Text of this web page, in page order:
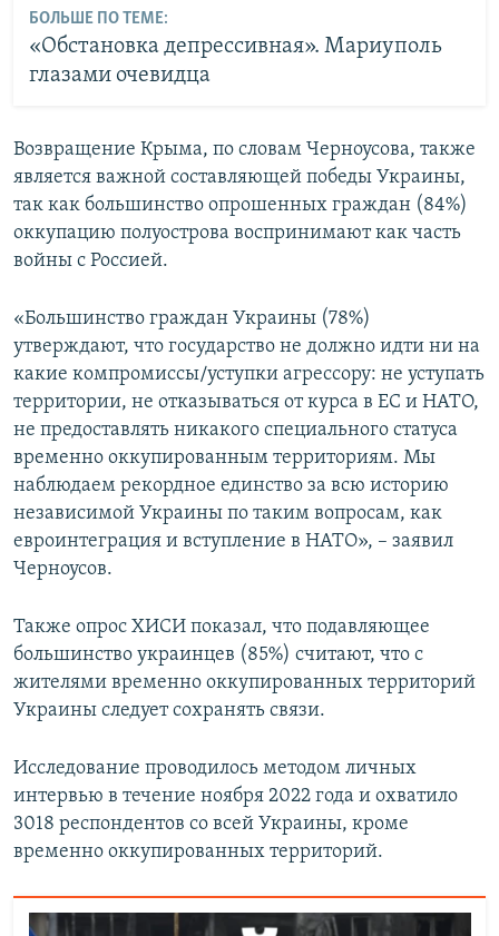
БОЛЬШЕ ПО ТЕМЕ:
«Обстановка депрессивная». Мариуполь
глазами очевидца
Возвращение Крыма, по словам Черноусова, также
является важной составляющей победы Украины,
так как большинство опрошенных граждан (84%)
оккупацию полуострова воспринимают как часть
войны с Россией.
«Большинство граждан Украины (78%)
утверждают, что государство не должно идти ни на
какие компромиссы/уступки агрессору: не уступать
территории, не отказываться от курса в ЕС и НАТО,
не предоставлять никакого специального статуса
временно оккупированным территориям. Мы
наблюдаем рекордное единство за всю историю
независимой Украины по таким вопросам, как
евроинтеграция и вступление в НАТО», – заявил
Черноусов.
Также опрос ХИСИ показал, что подавляющее
большинство украинцев (85%) считают, что с
жителями временно оккупированных территорий
Украины следует сохранять связи.
Исследование проводилось методом личных
интервью в течение ноября 2022 года и охватило
3018 респондентов со всей Украины, кроме
временно оккупированных территорий.